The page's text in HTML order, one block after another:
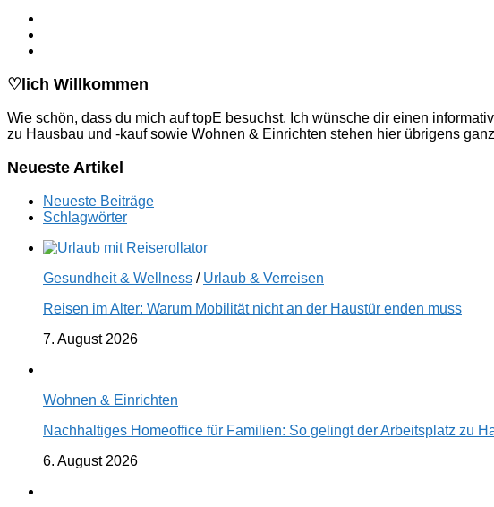
♡lich Willkommen
Wie schön, dass du mich auf topE besuchst. Ich wünsche dir einen
zu Hausbau und -kauf sowie Wohnen & Einrichten stehen hier übrigens
Neueste Artikel
Neueste Beiträge
Schlagwörter
Gesundheit & Wellness / Urlaub & Verreisen
Reisen im Alter: Warum Mobilität nicht an der Haustür enden muss
7. August 2026
Wohnen & Einrichten
Nachhaltiges Homeoffice für Familien: So gelingt der Arbeitsplatz zu
6. August 2026